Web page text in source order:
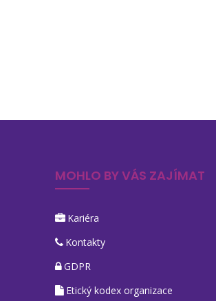
MOHLO BY VÁS ZAJÍMAT
Kariéra
Kontakty
GDPR
Etický kodex organizace